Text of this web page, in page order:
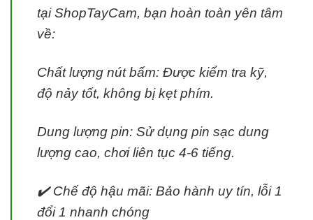
tại ShopTayCam, bạn hoàn toàn yên tâm
về:
Chất lượng nút bấm: Được kiểm tra kỹ,
độ nảy tốt, không bị kẹt phím.
Dung lượng pin: Sử dụng pin sạc dung
lượng cao, chơi liên tục 4-6 tiếng.
✔️ Chế độ hậu mãi: Bảo hành uy tín, lỗi 1
đổi 1 nhanh chóng